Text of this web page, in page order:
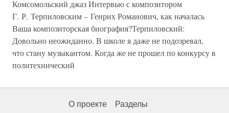
Комсомольский джаз Интервью с композитором
Г. Р. Терпиловским – Генрих Романович, как началась
Ваша композиторская биография?Терпиловский:
Довольно неожиданно. В школе я даже не подозревал,
что стану музыкантом. Когда же не прошел по конкурсу в
политехнический
О проекте Разделы